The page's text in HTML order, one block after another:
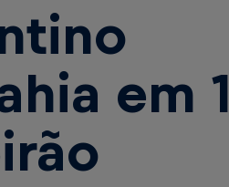
em 1